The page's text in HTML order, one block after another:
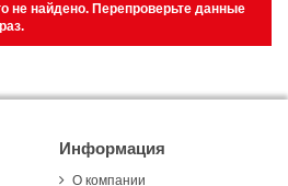
не найдено. Перепроверьте данные
Информация
О компании